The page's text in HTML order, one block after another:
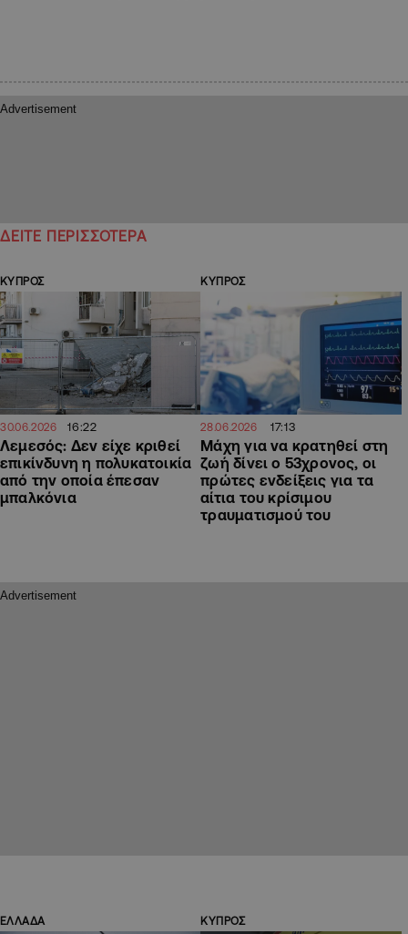
ΔΕΙΤΕ ΠΕΡΙΣΣΟΤΕΡΑ
ΚΥΠΡΟΣ
30.06.2026 16:22
Λεμεσός: Δεν είχε κριθεί
επικίνδυνη η πολυκατοικία
από την οποία έπεσαν
μπαλκόνια
ΚΥΠΡΟΣ
28.06.2026 17:13
Μάχη για να κρατηθεί στη
ζωή δίνει ο 53χρονος, οι
πρώτες ενδείξεις για τα
αίτια του κρίσιμου
τραυματισμού του
ΕΛΛΑΔΑ ΚΥΠΡΟΣ